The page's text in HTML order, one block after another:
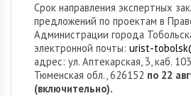
Cрок направления экспертных
предложений по проектам в
Администрации города
электронной почты: urist-
адрес: ул. Аптекарская, 3, каб.
Тюменская обл., 626152 по 22
(включительно).